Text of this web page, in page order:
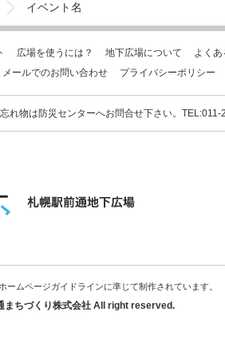
イベント名
広場を使うには？ 地下広場について
よく
メールでのお問い合わせ プライバシーポリシー
れ物は防災センターへお問合せ下さい。
ームページガイドラインに準じて制作されています。
ちづくり株式会社 All right reserved.